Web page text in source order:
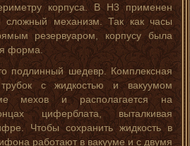
корпуса. В H3 применен
механизм. Так как часы
резервуаром, корпусу была
форма.
подлинный шедевр. Комплексная
с жидкостью и вакуумом
мехов и располагается на
циферблата, выталкивая
Чтобы сохранить жидкость в
работают в вакууме и с двумя